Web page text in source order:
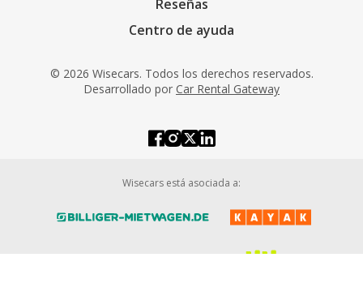
Reseñas
Centro de ayuda
© 2026 Wisecars. Todos los derechos reservados.
Desarrollado por Car Rental Gateway
Wisecars está asociada a: